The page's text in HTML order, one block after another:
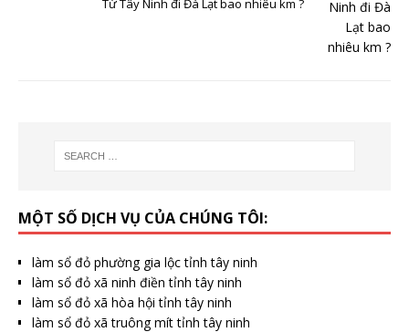
Từ Tây Ninh đi Đà Lạt bao nhiêu km ?
MỘT SỐ DỊCH VỤ CỦA CHÚNG TÔI:
làm sổ đỏ phường gia lộc tỉnh tây ninh
làm sổ đỏ xã ninh điền tỉnh tây ninh
làm sổ đỏ xã hòa hội tỉnh tây ninh
làm sổ đỏ xã truông mít tỉnh tây ninh